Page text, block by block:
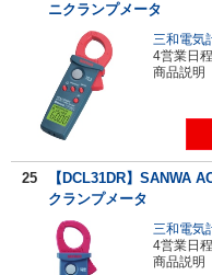
ニクランプメータ
三和電気
4営業日
商品説明
25
【DCL31DR】SANWA
クランプメータ
三和電気
4営業日
商品説明